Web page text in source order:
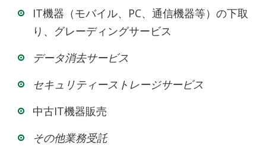
IT機器（モバイル、PC、通信機器等）の下取
り、グレーディングサービス
データ消去サービス
セキュリティーストレージサービス
中古IT機器販売
その他業務受託